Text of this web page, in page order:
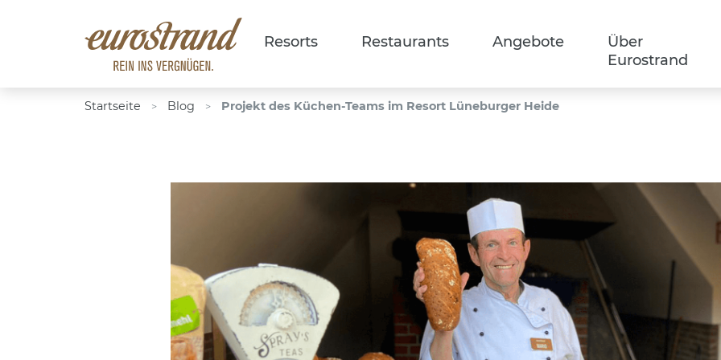
Resorts Restaurants Angebote
Über
Eurostrand
Startseite > Blog > Projekt des Küchen-Teams im Resort Lüneburger Heide